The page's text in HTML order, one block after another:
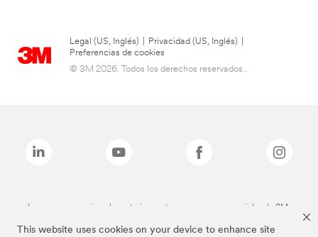
This website uses cookies on your device to enhance site
Legal (US, Inglés) Privacidad (US, Inglés)
Preferencias de cookies
© 3M 2026. Todos los derechos reservados..
Las marcas mencionadas anteriormente son marcas comerciales de 3M.